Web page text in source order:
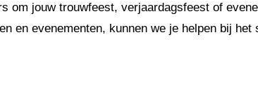
om jouw trouwfeest, verjaardagsfeest of
en evenementen, kunnen we je helpen bij